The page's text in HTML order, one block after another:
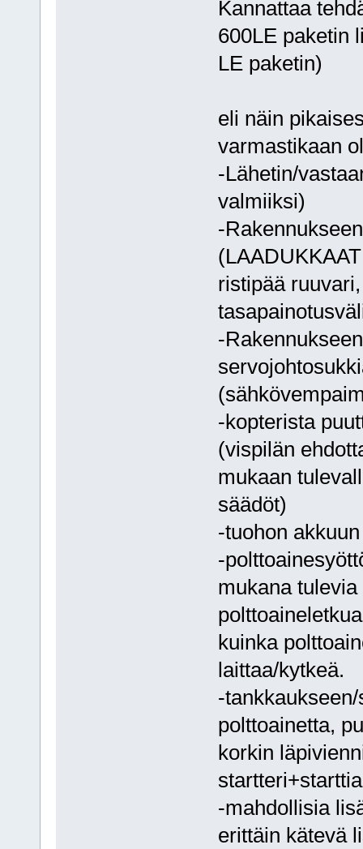
Kannattaa
600LE paketin
LE paketin)
eli näin
varmastikaan
-Lähetin/
valmiiksi)
-
ristipää
-
-kopterista
(vispilän
mukaan
säädöt)
-tuohon
-
mukana
kuinka
laittaa/kytkeä.
-
polttoainetta,
korkin
-mahdollisia
erittäin kätevä